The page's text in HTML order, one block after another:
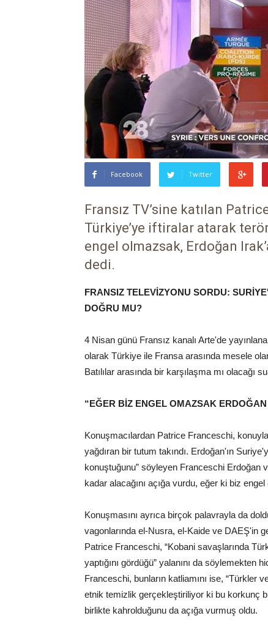
Facebook Twitter
Fransız TV’sine katılan
Türkiye’ye iftiralar atarak
engel olmazsak, Erdoğan
dedi.
FRANSIZ TELEVİZYONU SORDU:
DOĞRU MU?
4 Nisan günü Fransız kanalı Arte'de
olarak Türkiye ile Fransa arasında mesele
Batılılar arasında bir karşılaşma mı olacağı
“EĞER BİZ ENGEL OMAZSAK
Konuşmacılardan Patrice Franceschi,
yağdıran bir tutum takındı. Erdoğan'ın
konuştuğunu” söyleyen Franceschi Erdoğan
kadar alacağını açığa vurdu, eğer ki biz
Konuşmasını ayrıca birçok palavrayla da
vagonlarında el-Nusra, el-Kaide ve DAEŞ'in
Patrice Franceschi, “Kobani savaşlarında
yaptığını gördüğü” yalanını da söylemekten
Franceschi, bunların katliamını ise, “Türkler
etnik temizlik gerçekleştiriliyor ki bu korkunç
birlikte kahrolduğunu da açığa vurmuş oldu.